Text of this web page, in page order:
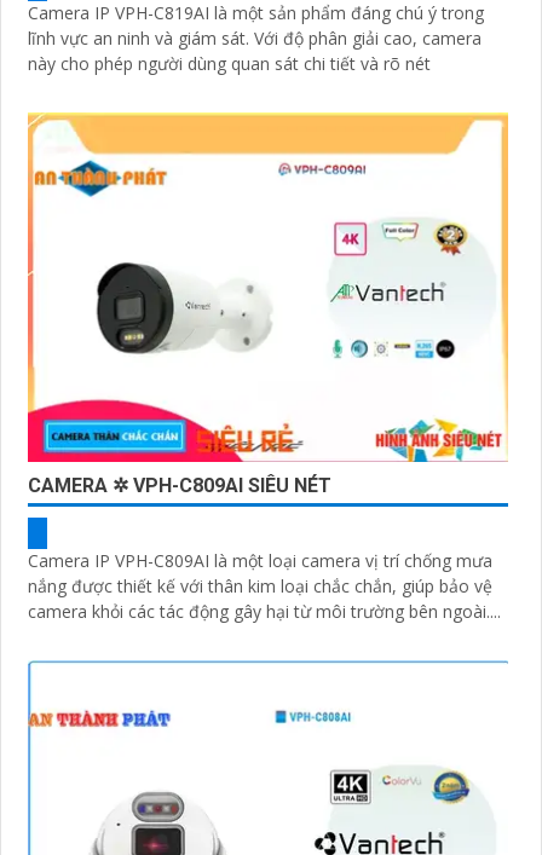
Camera IP VPH-C819AI là một sản phẩm đáng chú ý trong
lĩnh vực an ninh và giám sát. Với độ phân giải cao, camera
này cho phép người dùng quan sát chi tiết và rõ nét
CAMERA ✲ VPH-C809AI SIÊU NÉT
Camera IP VPH-C809AI là một loại camera vị trí chống mưa
nắng được thiết kế với thân kim loại chắc chắn, giúp bảo vệ
camera khỏi các tác động gây hại từ môi trường bên ngoài....